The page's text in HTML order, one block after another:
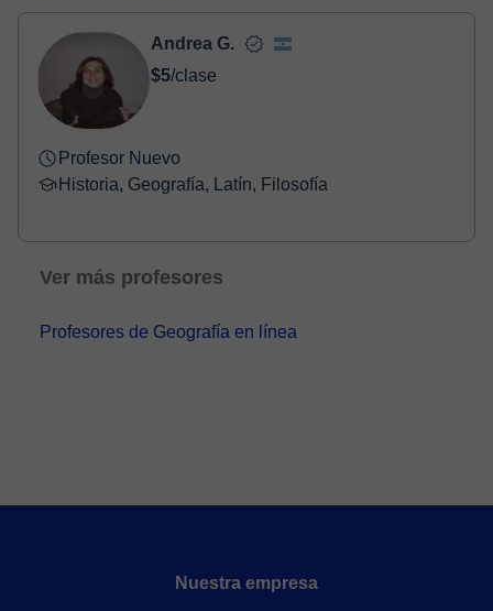
- Tarjeta de crédito.
- Paypal.
Una vez realices el pago de la clase, recibirás un email de
confirmación de la reserva.
Andrea G.
$5/clase
Profesor Nuevo
Historia, Geografía, Latín, Filosofía
Ver más profesores
Profesores de Geografía en línea
Nuestra empresa